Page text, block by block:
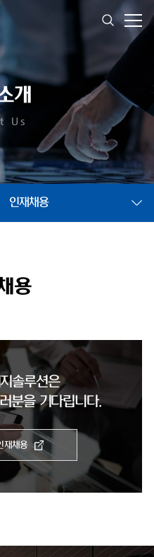
개
Us
인재채용
용
솔루션은
분을 기다립니다.
재채용